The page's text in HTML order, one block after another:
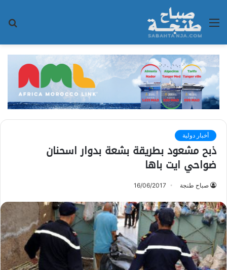
القائمة
أخبار دولية
ذبح مشعود بطريقة بشعة بدوار اسحنان
ضواحي ايت باها
صباح طنجة 16/06/2017